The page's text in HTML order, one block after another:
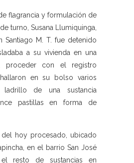
flagrancia y formulación de
turno, Susana Llumiquinga,
Santiago M. T. fue detenido
a su vivienda en una
proceder con el registro
en su bolso varios
ladrillo de una sustancia
pastillas en forma de
hoy procesado, ubicado
en el barrio San José
resto de sustancias en